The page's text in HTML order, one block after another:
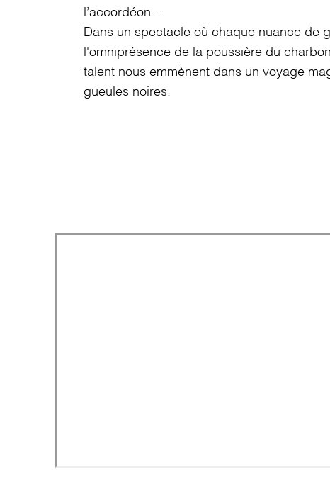
l’accordéon…
Dans un spectacle où chaque nuance de
l'omniprésence de la poussière du
talent nous emmènent dans un voyage
gueules noires.